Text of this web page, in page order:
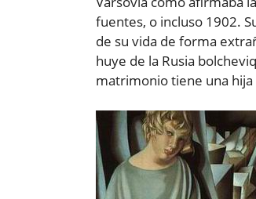
fuentes, o incluso 1902.
de su vida de forma
huye de la Rusia
matrimonio tiene una hija